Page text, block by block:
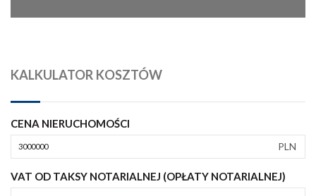
KALKULATOR KOSZTÓW
CENA NIERUCHOMOŚCI
PLN
VAT OD TAKSY NOTARIALNEJ (OPŁATY NOTARIALNEJ)